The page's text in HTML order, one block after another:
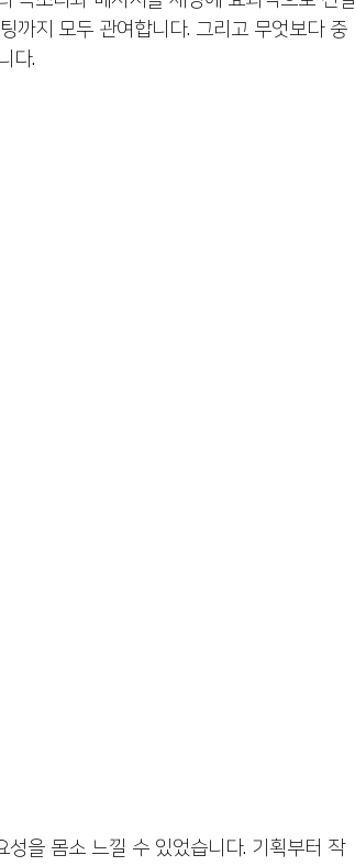
자서전출판 기독교출판사
까지 모두 관여합니다. 그리고 무엇보다 중
다.
을 몸소 느낄 수 있었습니다. 기획부터 작